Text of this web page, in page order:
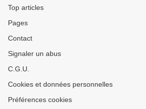
Top articles
Pages
Contact
Signaler un abus
C.G.U.
Cookies et données personnelles
Préférences cookies